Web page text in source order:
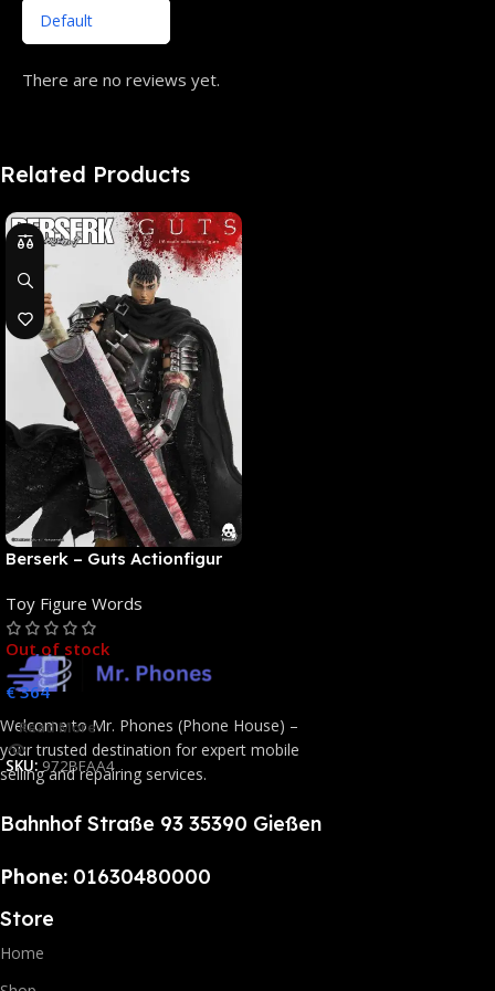
There are no reviews yet.
Related Products
Berserk – Guts Actionfigur
Toy Figure Words
Out of stock
€364
Read More
SKU: 972BFAA4
Welcome to Mr. Phones (Phone House) –
your trusted destination for expert mobile
selling and repairing services.
Bahnhof Straße 93 35390 Gießen
Phone: 01630480000
Store
Home